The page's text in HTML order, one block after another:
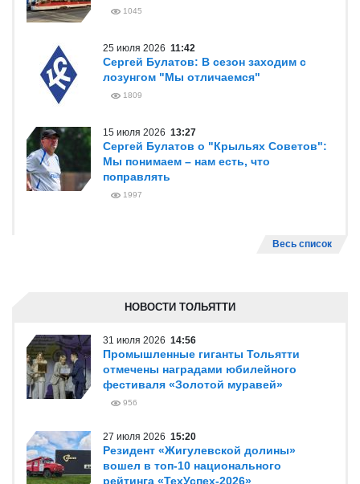
1045
25 июля 2026 11:42
Сергей Булатов: В сезон заходим с
лозунгом "Мы отличаемся"
1809
15 июля 2026 13:27
Сергей Булатов о "Крыльях Советов":
Мы понимаем – нам есть, что
поправлять
1997
Весь список
НОВОСТИ ТОЛЬЯТТИ
31 июля 2026 14:56
Промышленные гиганты Тольятти
отмечены наградами юбилейного
фестиваля «Золотой муравей»
956
27 июля 2026 15:20
Резидент «Жигулевской долины»
вошел в топ-10 национального
рейтинга «ТехУспех-2026»